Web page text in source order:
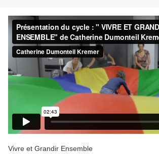
Vivre et Grandir Ensemble